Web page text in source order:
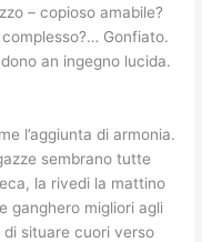
– copioso amabile?
Gonfiato.
an ingegno lucida.
l’aggiunta di armonia.
sembrano tutte
la rivedi la mattino
ganghero migliori agli
situare cuori verso